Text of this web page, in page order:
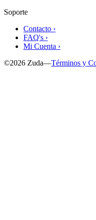
Soporte
Contacto ›
FAQ's ›
Mi Cuenta ›
©2026 Zuda—Términos y